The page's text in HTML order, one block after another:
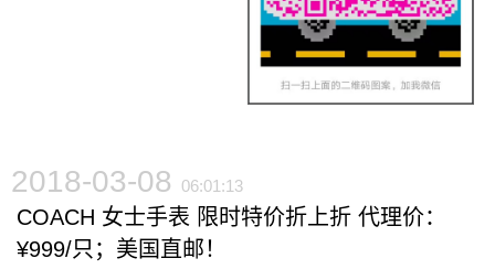
2018-03-08 06:01:13
COACH 女士手表 限时特价折上折 代理价：
¥999/只；美国直邮！